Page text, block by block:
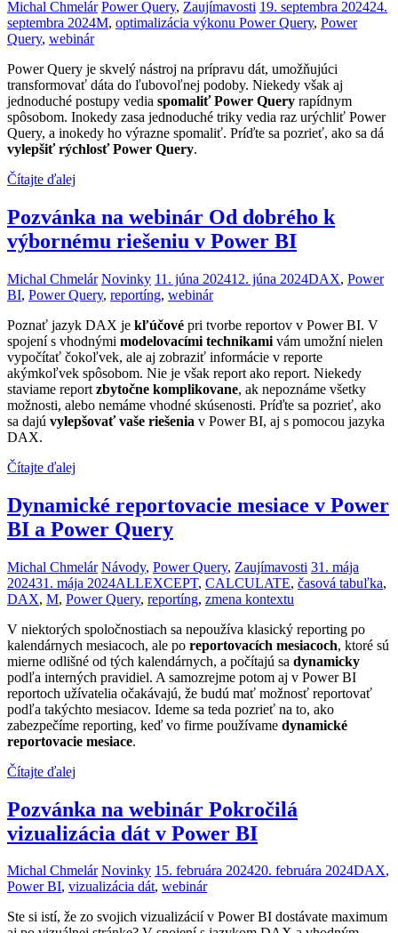
Michal Chmelár Power Query, Zaujímavosti 19. septembra 202424.
septembra 2024M, optimalizácia výkonu Power Query, Power
Query, webinár
Power Query je skvelý nástroj na prípravu dát, umožňujúci
transformovať dáta do ľubovoľnej podoby. Niekedy však aj
jednoduché postupy vedia spomaliť Power Query rapídnym
spôsobom. Inokedy zasa jednoduché triky vedia raz urýchliť Power
Query, a inokedy ho výrazne spomaliť. Príďte sa pozrieť, ako sa dá
vylepšiť rýchlosť Power Query.
Čítajte ďalej
Pozvánka na webinár Od dobrého k
výbornému riešeniu v Power BI
Michal Chmelár Novinky 11. júna 202412. júna 2024DAX, Power
BI, Power Query, reportíng, webinár
Poznať jazyk DAX je kľúčové pri tvorbe reportov v Power BI. V
spojení s vhodnými modelovacími technikami vám umožní nielen
vypočítať čokoľvek, ale aj zobraziť informácie v reporte
akýmkoľvek spôsobom. Nie je však report ako report. Niekedy
staviame report zbytočne komplikovane, ak nepoznáme všetky
možnosti, alebo nemáme vhodné skúsenosti. Príďte sa pozrieť, ako
sa dajú vylepšovať vaše riešenia v Power BI, aj s pomocou jazyka
DAX.
Čítajte ďalej
Dynamické reportovacie mesiace v Power
BI a Power Query
Michal Chmelár Návody, Power Query, Zaujímavosti 31. mája
202431. mája 2024ALLEXCEPT, CALCULATE, časová tabuľka,
DAX, M, Power Query, reportíng, zmena kontextu
V niektorých spoločnostiach sa nepoužíva klasický reporting po
kalendárnych mesiacoch, ale po reportovacích mesiacoch, ktoré sú
mierne odlišné od tých kalendárnych, a počítajú sa dynamicky
podľa interných pravidiel. A samozrejme potom aj v Power BI
reportoch užívatelia očakávajú, že budú mať možnosť reportovať
podľa takýchto mesiacov. Ideme sa teda pozrieť na to, ako
zabezpečíme reporting, keď vo firme používame dynamické
reportovacie mesiace.
Čítajte ďalej
Pozvánka na webinár Pokročilá
vizualizácia dát v Power BI
Michal Chmelár Novinky 15. februára 202420. februára 2024DAX,
Power BI, vizualizácia dát, webinár
Ste si istí, že zo svojich vizualizácií v Power BI dostávate maximum